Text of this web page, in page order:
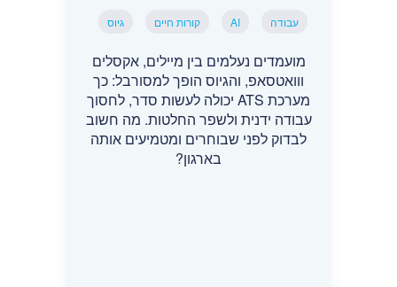
עבודה AI קורות חיים גיוס
מועמדים נעלמים בין מיילים, אקסלים
ווואטסאפ, והגיוס הופך למסורבל: כך
מערכת ATS יכולה לעשות סדר, לחסוך
עבודה ידנית ולשפר החלטות. מה חשוב
לבדוק לפני שבוחרים ומטמיעים אותה
בארגון?